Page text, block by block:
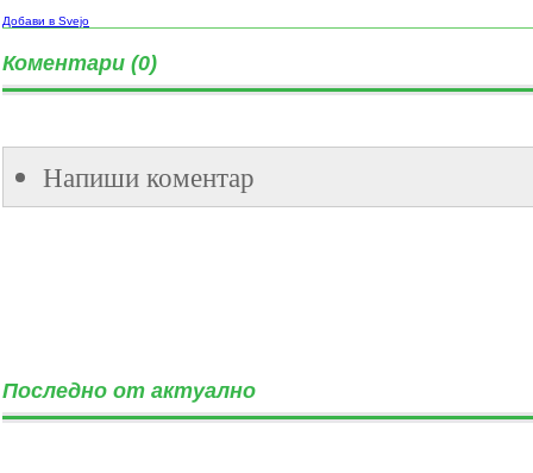
Добави в Svejo
Коментари (0)
Напиши коментар
Последно от актуално